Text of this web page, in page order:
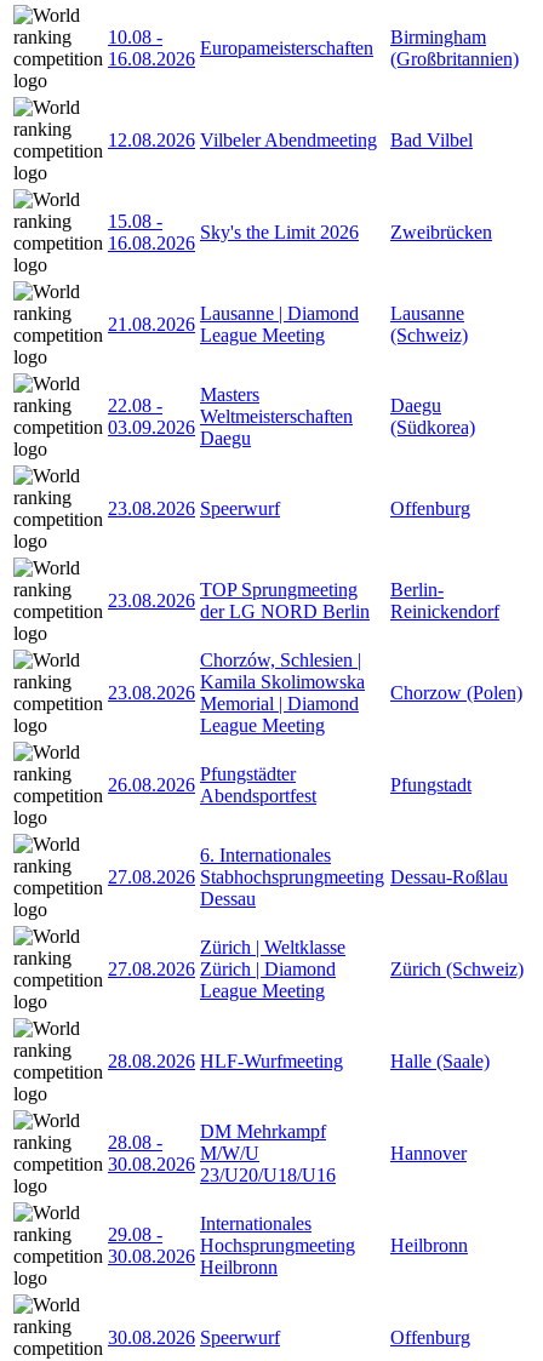
10.08 -
16.08.2026
Europameisterschaften
Birmingham
(Großbritannien)
12.08.2026 Vilbeler Abendmeeting Bad Vilbel
15.08 -
16.08.2026
Sky's the Limit 2026 Zweibrücken
21.08.2026
Lausanne | Diamond
League Meeting
Lausanne
(Schweiz)
22.08 -
03.09.2026
Masters
Weltmeisterschaften
Daegu
Daegu
(Südkorea)
23.08.2026 Speerwurf Offenburg
23.08.2026
TOP Sprungmeeting
der LG NORD Berlin
Berlin-
Reinickendorf
23.08.2026
Chorzów, Schlesien |
Kamila Skolimowska
Memorial | Diamond
League Meeting
Chorzow (Polen)
26.08.2026
Pfungstädter
Abendsportfest
Pfungstadt
27.08.2026
6. Internationales
Stabhochsprungmeeting
Dessau
Dessau-Roßlau
27.08.2026
Zürich | Weltklasse
Zürich | Diamond
League Meeting
Zürich (Schweiz)
28.08.2026 HLF-Wurfmeeting Halle (Saale)
28.08 -
30.08.2026
DM Mehrkampf
M/W/U
23/U20/U18/U16
Hannover
29.08 -
30.08.2026
Internationales
Hochsprungmeeting
Heilbronn
Heilbronn
30.08.2026 Speerwurf Offenburg